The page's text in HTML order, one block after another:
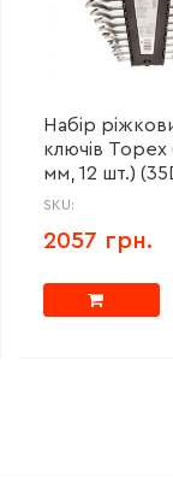
Набір
ключів Topex
мм, 12 шт.)
SKU:
2057 грн.